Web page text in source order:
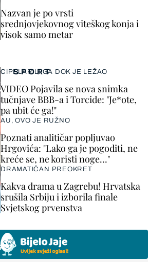
SPORT
CIPELARILI GA DOK JE LEŽAO
VIDEO Pojavila se nova snimka
tučnjave BBB-a i Torcide: "Je*ote,
pa ubit će ga!"
AU, OVO JE RUŽNO
Poznati analitičar popljuvao
Hrgovića: "Lako ga je pogoditi, ne
kreće se, ne koristi noge..."
DRAMATIČAN PREOKRET
Kakva drama u Zagrebu! Hrvatska
srušila Srbiju i izborila finale
Svjetskog prvenstva
Nazvan je po vrsti
srednjovjekovnog viteškog konja i
visok samo metar